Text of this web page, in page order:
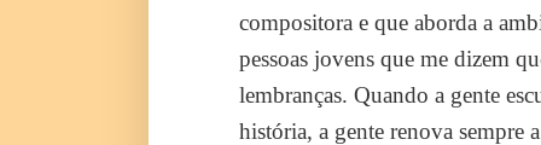
compositora e que aborda a
pessoas jovens que me dizem
lembranças. Quando a gente
história, a gente renova sempre